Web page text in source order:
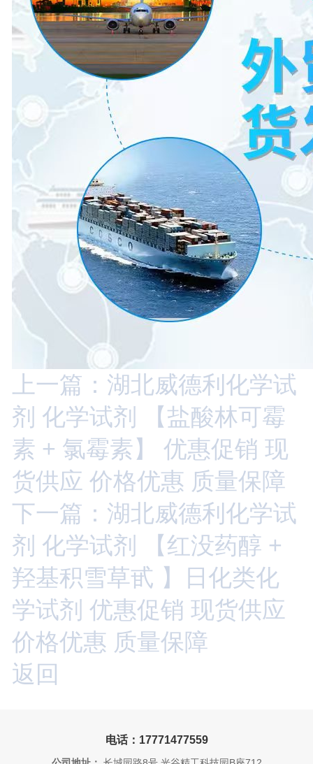
上一篇：湖北威德利化学试
剂 化学试剂 【盐酸林可霉
素 + 氯霉素】 优惠促销 现
货供应 价格优惠 质量保障
下一篇：湖北威德利化学试
剂 化学试剂 【红没药醇 +
羟基积雪草甙 】日化类化
学试剂 优惠促销 现货供应
价格优惠 质量保障
返回
电话：17771477559